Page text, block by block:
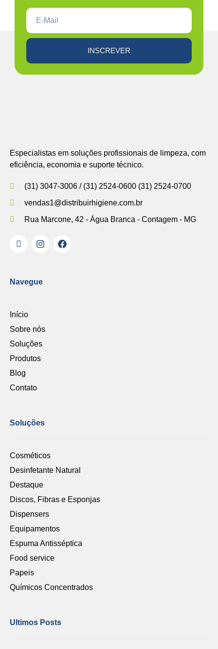
INSCREVER
Especialistas em soluções profissionais de limpeza, com
eficiência, economia e suporte técnico.
(31) 3047-3006 / (31) 2524-0600 (31) 2524-0700
vendas1@distribuirhigiene.com.br
Rua Marcone, 42 - Água Branca - Contagem - MG
Navegue
Início
Sobre nós
Soluções
Produtos
Blog
Contato
Soluções
Cosméticos
Desinfetante Natural
Destaque
Discos, Fibras e Esponjas
Dispensers
Equipamentos
Espuma Antisséptica
Food service
Papeis
Químicos Concentrados
Ultimos Posts